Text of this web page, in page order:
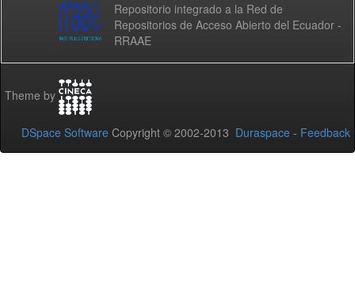
Repositorio integrado a la Red de
Repositorios de Acceso Abierto del Ecuador -
RRAAE
Theme by
DSpace Software Copyright © 2002-2013 Duraspace - Feedback